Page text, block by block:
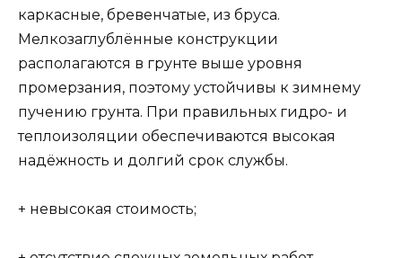
каркасные, бревенчатые, из бруса.
Мелкозаглублённые конструкции
располагаются в грунте выше уровня
промерзания, поэтому устойчивы к зимнему
пучению грунта. При правильных гидро- и
теплоизоляции обеспечиваются высокая
надёжность и долгий срок службы.
+ невысокая стоимость;